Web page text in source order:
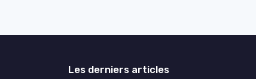
Les derniers articles